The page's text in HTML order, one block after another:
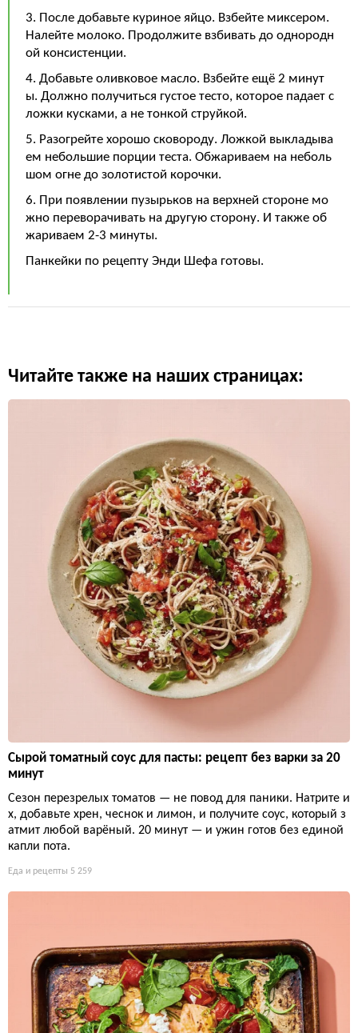
3. После добавьте куриное яйцо. Взбейте миксером.
Налейте молоко. Продолжите взбивать до однородн
ой консистенции.
4. Добавьте оливковое масло. Взбейте ещё 2 минут
ы. Должно получиться густое тесто, которое падает с
ложки кусками, а не тонкой струйкой.
5. Разогрейте хорошо сковороду. Ложкой выкладыва
ем небольшие порции теста. Обжариваем на неболь
шом огне до золотистой корочки.
6. При появлении пузырьков на верхней стороне мо
жно переворачивать на другую сторону. И также об
жариваем 2-3 минуты.
Панкейки по рецепту Энди Шефа готовы.
Читайте также на наших страницах:
Сырой томатный соус для пасты: рецепт без варки за 20
минут
Сезон перезрелых томатов — не повод для паники. Натрите и
х, добавьте хрен, чеснок и лимон, и получите соус, который з
атмит любой варёный. 20 минут — и ужин готов без единой
капли пота.
Еда и рецепты 5 259